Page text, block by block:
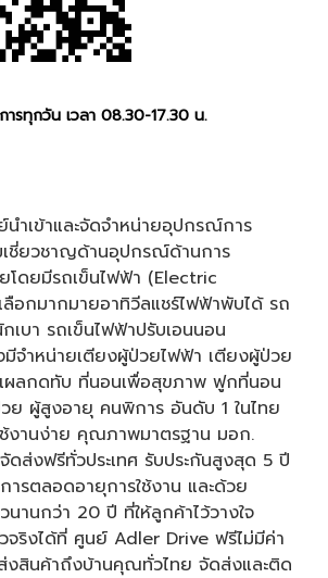
ารทุกวัน เวลา 08.30-17.30 น.
ำเข้าและจัดจำหน่ายอุปกรณ์การ
เชี่ยวชาญด้านอุปกรณ์ด้านการ
โดยมีรถเข็นไฟฟ้า (Electric
ลือกมากมายอาทิวีลแชร์ไฟฟ้าพับได้ รถ
เบา รถเข็นไฟฟ้าปรับเอนนอน
จำหน่ายเตียงผู้ป่วยไฟฟ้า เตียงผู้ป่วย
ลกดทับ ที่นอนเพื่อสุขภาพ ฟูกที่นอน
ย ผู้สูงอายุ คนพิการ อันดับ 1 ในไทย
งานง่าย คุณภาพมาตรฐาน มอก.
ส่งฟรีทั่วประเทศ รับประกันสูงสุด 5 ปี
รตลอดอายุการใช้งาน และด้วย
านกว่า 20 ปี ที่ให้ลูกค้าไว้วางใจ
จริงได้ที่ ศูนย์ Adler Drive ฟรีไม่มีค่า
งสินค้าถึงบ้านคุณทั่วไทย จัดส่งและติด